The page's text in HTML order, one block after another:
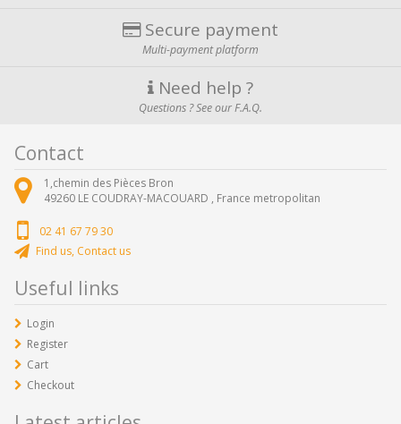
Secure payment
Multi-payment platform
Need help ?
Questions ? See our F.A.Q.
Contact
1,chemin des Pièces Bron
49260 LE COUDRAY-MACOUARD , France metropolitan
02 41 67 79 30
Find us, Contact us
Useful links
Login
Register
Cart
Checkout